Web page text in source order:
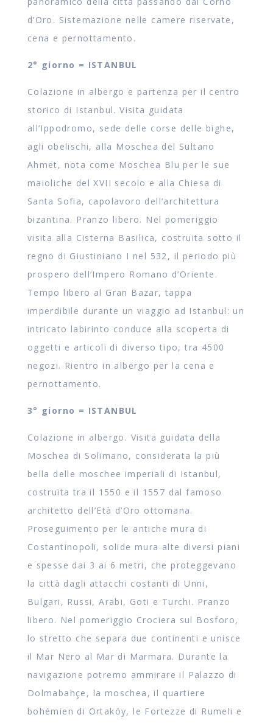
d’Oro. Sistemazione nelle camere riservate,
cena e pernottamento.
2° giorno = ISTANBUL
Colazione in albergo e partenza per il centro
storico di Istanbul. Visita guidata
all’Ippodromo, sede delle corse delle bighe,
agli obelischi, alla Moschea del Sultano
Ahmet, nota come Moschea Blu per le sue
maioliche del XVII secolo e alla Chiesa di
Santa Sofia, capolavoro dell’architettura
bizantina. Pranzo libero. Nel pomeriggio
visita alla Cisterna Basilica, costruita sotto il
regno di Giustiniano I nel 532, il periodo più
prospero dell’Impero Romano d’Oriente.
Tempo libero al Gran Bazar, tappa
imperdibile durante un viaggio ad Istanbul: un
intricato labirinto conduce alla scoperta di
oggetti e articoli di diverso tipo, tra 4500
negozi. Rientro in albergo per la cena e
pernottamento.
3° giorno = ISTANBUL
Colazione in albergo. Visita guidata della
Moschea di Solimano, considerata la più
bella delle moschee imperiali di Istanbul,
costruita tra il 1550 e il 1557 dal famoso
architetto dell’Età d’Oro ottomana.
Proseguimento per le antiche mura di
Costantinopoli, solide mura alte diversi piani
e spesse dai 3 ai 6 metri, che proteggevano
la città dagli attacchi costanti di Unni,
Bulgari, Russi, Arabi, Goti e Turchi. Pranzo
libero. Nel pomeriggio Crociera sul Bosforo,
lo stretto che separa due continenti e unisce
il Mar Nero al Mar di Marmara. Durante la
navigazione potremo ammirare il Palazzo di
Dolmabahçe, la moschea, il quartiere
bohémien di Ortaköy, le Fortezze di Rumeli e